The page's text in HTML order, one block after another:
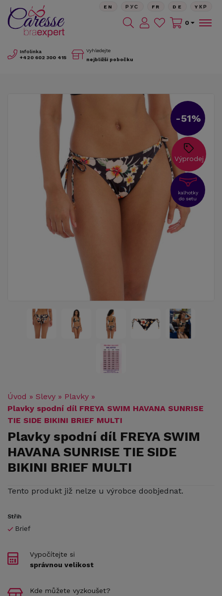
Infolinka
+420 602 300 415
Vyhledejte
nejbližší pobočku
EN РУС FR DE YКР
0
-51%
Výprodej
kalhotky
do setu
Úvod » Slevy » Plavky »
Plavky spodní díl FREYA SWIM HAVANA SUNRISE
TIE SIDE BIKINI BRIEF MULTI
Plavky spodní díl FREYA SWIM
HAVANA SUNRISE TIE SIDE
BIKINI BRIEF MULTI
Tento produkt již nelze u výrobce doobjednat.
Střih
Brief
Vypočítejte si
správnou velikost
Kde můžete vyzkoušet?